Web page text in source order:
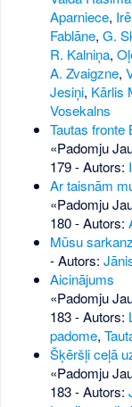
Aparniece,
Fablāne, G.
R. Kalniņa,
A. Zvaigzne,
Jesiņi, Kārlis
Vosekalns
Tautas fronte
«Padomju
179- Autors:
Ar taisnām
«Padomju
180- Autors:
Mūsu
- Autors:
Aicinājums
«Padomju
183- Autors:
padome,
Šķēršļi ceļā
«Padomju
183- Autors: